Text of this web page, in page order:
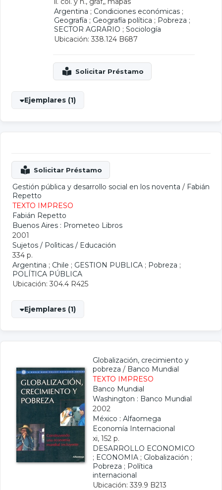
Argentina ; Condiciones económicas ;
Geografía ; Geografía política ; Pobreza ;
SECTOR AGRARIO ; Sociología
Ubicación: 338.124 B687
Ejemplares (1)
Gestión pública y desarrollo social en los noventa / Fabián
Repetto
TEXTO IMPRESO
Fabián Repetto
Buenos Aires : Prometeo Libros
2001
Sujetos / Polìticas / Educación
334 p.
Argentina ; Chile ; GESTION PUBLICA ; Pobreza ;
POLÍTICA PÚBLICA
Ubicación: 304.4 R425
Ejemplares (1)
Globalización, crecimiento y
pobreza / Banco Mundial
TEXTO IMPRESO
Banco Mundial
Washington : Banco Mundial
2002
México : Alfaomega
Economía Internacional
xi, 152 p.
DESARROLLO ECONOMICO
; ECONOMIA ; Globalización ;
Pobreza ; Política
internacional
Ubicación: 339.9 B213